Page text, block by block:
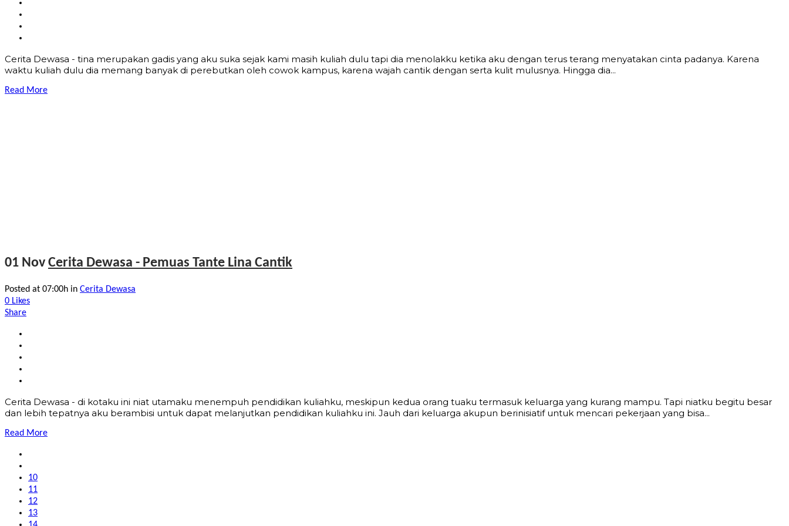
Cerita Dewasa - tina merupakan gadis yang aku suka sejak kami masih kuliah dulu tapi dia menolakku ketika aku dengan terus terang menyatakan cinta padanya. Karena
waktu kuliah dulu dia memang banyak di perebutkan oleh cowok kampus, karena wajah cantik dengan serta kulit mulusnya. Hingga dia...
Read More
01 Nov Cerita Dewasa - Pemuas Tante Lina Cantik
Posted at 07:00h in Cerita Dewasa
0 Likes
Share
Cerita Dewasa - di kotaku ini niat utamaku menempuh pendidikan kuliahku, meskipun kedua orang tuaku termasuk keluarga yang kurang mampu. Tapi niatku begitu besar
dan lebih tepatnya aku berambisi untuk dapat melanjutkan pendidikan kuliahku ini. Jauh dari keluarga akupun berinisiatif untuk mencari pekerjaan yang bisa...
Read More
10
11
12
13